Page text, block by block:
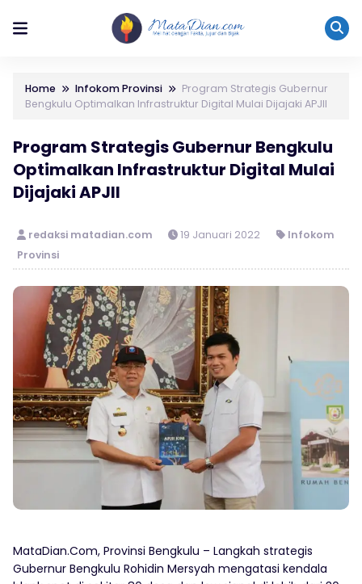
Home Infokom Provinsi
Program Strategis Gubernur
Bengkulu Optimalkan Infrastruktur Digital Mulai Dijajaki APJII
Program Strategis Gubernur Bengkulu
Optimalkan Infrastruktur Digital Mulai
Dijajaki APJII
redaksi matadian.com 19 Januari 2022
Infokom
Provinsi
MataDian.Com, Provinsi Bengkulu – Langkah strategis
Gubernur Bengkulu Rohidin Mersyah mengatasi kendala